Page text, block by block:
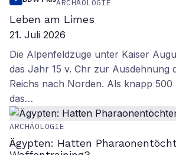
ARCHÄOLOGIE
Leben am Limes
21. Juli 2026
Die Alpenfeldzüge unter Kaiser
das Jahr 15 v. Chr zur Ausdehnung
Reichs nach Norden. Als knapp
das…
ARCHÄOLOGIE
Ägypten: Hatten